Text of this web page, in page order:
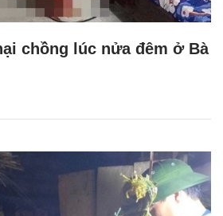
chồng lúc nửa đêm ở Bà